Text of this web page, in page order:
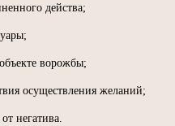
действа;
ворожбы;
осуществления желаний;
негатива.